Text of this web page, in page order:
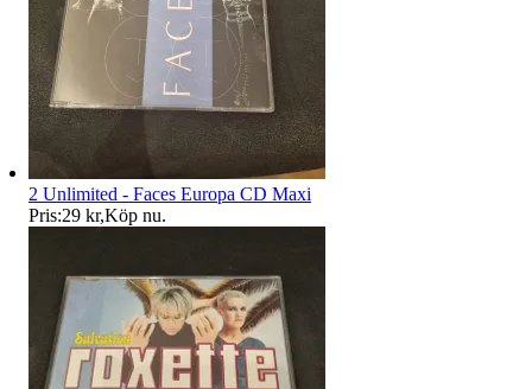
2 Unlimited - Faces Europa CD Maxi
Pris:29 kr,Köp nu.